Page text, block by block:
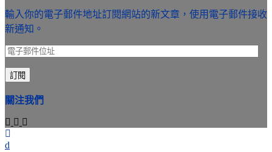
輸入你的電子郵件地址訂閱網站的新文章，使用電子郵件接收
新通知。
電
子
郵
件
址
訂閱
關注我們